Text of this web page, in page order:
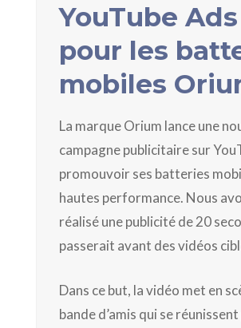
YouTube Ads
pour les
mobiles
La marque Orium lance une
campagne publicitaire sur
promouvoir ses batteries
hautes performance. Nous
réalisé une publicité de 20
passerait avant des vidéos
Dans ce but, la vidéo met en
bande d’amis qui se